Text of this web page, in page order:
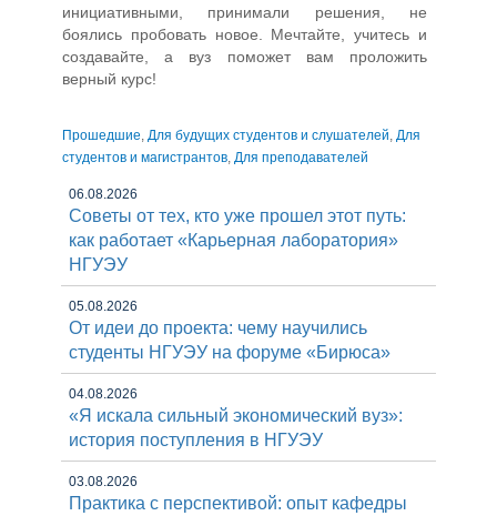
инициативными, принимали решения, не
боялись пробовать новое. Мечтайте, учитесь и
создавайте, а вуз поможет вам проложить
верный курс!
Прошедшие, Для будущих студентов и слушателей, Для
студентов и магистрантов, Для преподавателей
06.08.2026
Советы от тех, кто уже прошел этот путь:
как работает «Карьерная лаборатория»
НГУЭУ
05.08.2026
От идеи до проекта: чему научились
студенты НГУЭУ на форуме «Бирюса»
04.08.2026
«Я искала сильный экономический вуз»:
история поступления в НГУЭУ
03.08.2026
Практика с перспективой: опыт кафедры